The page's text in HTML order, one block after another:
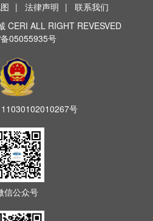
| 法律声明 |
联系我们
CERI ALL RIGHT REVESVED
05055935号
11030102010267号
信公众号